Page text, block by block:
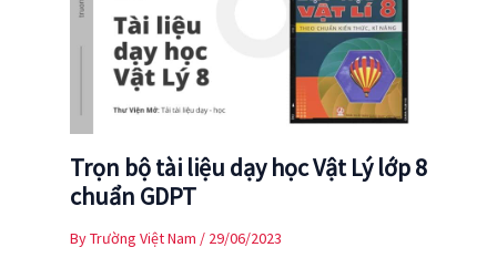
Trọn bộ tài liệu dạy học Vật Lý lớp 8
chuẩn GDPT
ByTrường Việt Nam / 29/06/2023